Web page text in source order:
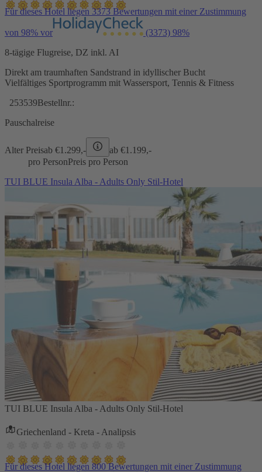
Für dieses Hotel liegen 3373 Bewertungen mit einer Zustimmung
von 98% vor (3373) 98%
8-tägige Flugreise, DZ inkl. AI
Direkt am traumhaften Sandstrand in idyllischer Bucht
Vielfältiges Sportprogramm mit Wassersport, Tennis & Fitness
253539Bestellnr.:
Pauschalreise
Alter Preisab €1.299,- ab €1.199,-
pro PersonPreis pro Person
TUI BLUE Insula Alba - Adults Only Stil-Hotel
TUI BLUE Insula Alba - Adults Only Stil-Hotel
Griechenland - Kreta - Analipsis
Für dieses Hotel liegen 800 Bewertungen mit einer Zustimmung